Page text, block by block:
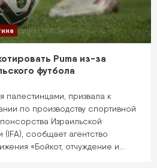
Puma из-за
футбола
палестинцами, призвала к
по производству спортивной
Израильской
сообщает агентство
«Бойкот, отчуждение и…